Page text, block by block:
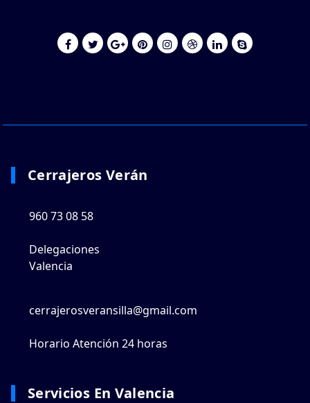
Cerrajeros Verán
960 73 08 58
Delegaciones
Valencia
cerrajerosveransilla@gmail.com
Horario Atención 24 horas
Servicios En Valencia